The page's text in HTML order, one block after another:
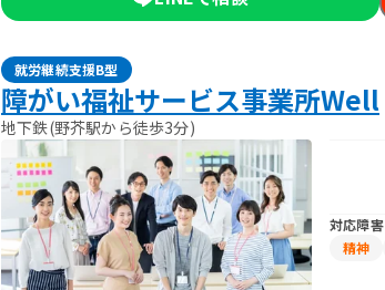
就労継続支援B型
障がい福祉サービス事業所Well
地下鉄(野芥駅から徒歩3分)
対応障害
精神